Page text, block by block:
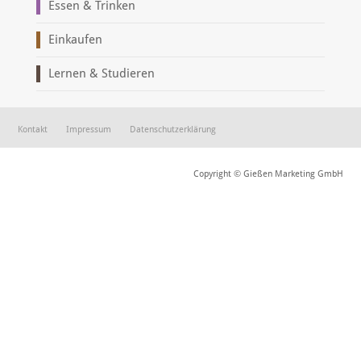
Essen & Trinken
Einkaufen
Lernen & Studieren
Kontakt Impressum Datenschutzerklärung
Copyright © Gießen Marketing GmbH